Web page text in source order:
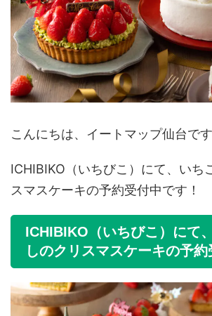
こんにちは、イートマップ仙台です
ICHIBIKO（いちびこ）にて、いち
スマスケーキの予約受付中です！
ICHIBIKO（いちびこ）にて
しのクリスマスケーキの予約